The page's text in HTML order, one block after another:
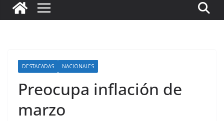
DESTACADAS NACIONALES
Preocupa inflación de
marzo